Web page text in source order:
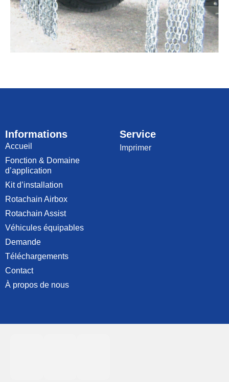
Informations
Accueil
Fonction & Domaine
d’application
Kit d’installation
Rotachain Airbox
Rotachain Assist
Véhicules équipables
Demande
Téléchargements
Contact
À propos de nous
Service
Imprimer